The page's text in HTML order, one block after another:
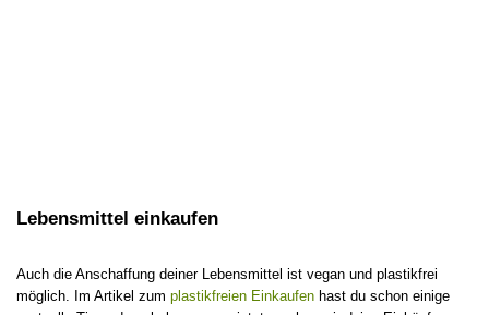
Lebensmittel einkaufen
Auch die Anschaffung deiner Lebensmittel ist vegan und plastikfrei
möglich. Im Artikel zum plastikfreien Einkaufen hast du schon einige